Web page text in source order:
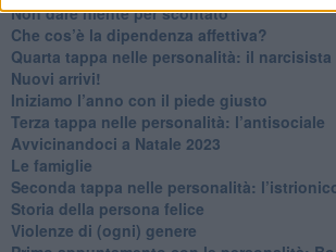
Non dare niente per scontato
Che cos’è la dipendenza affettiva?
Quarta tappa nelle personalità: il narcisista
​Nuovi arrivi!
​Iniziamo l’anno con il piede giusto
​Terza tappa nelle personalità: l’antisociale
​Avvicinandoci a Natale 2023
Le famiglie
Seconda tappa nelle personalità:
​Storia della persona felice
Violenze di (ogni) genere